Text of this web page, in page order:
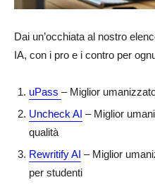
Dai un’occhiata al nostro
IA, con i pro e i contro per
uPass – Miglior
Uncheck AI – Miglior
qualità
Rewritify AI – Miglior
per studenti